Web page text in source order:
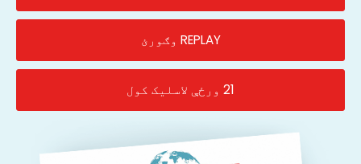
REPLAY وګورئ
21 ورځې لاسلیک کول